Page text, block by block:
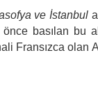
ve İstanbul
önce basılan
Fransızca